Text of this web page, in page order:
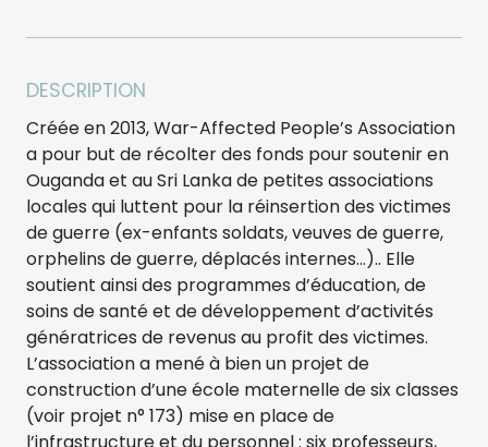
DESCRIPTION
Créée en 2013, War-Affected People’s Association
a pour but de récolter des fonds pour soutenir en
Ouganda et au Sri Lanka de petites associations
locales qui luttent pour la réinsertion des victimes
de guerre (ex-enfants soldats, veuves de guerre,
orphelins de guerre, déplacés internes…).. Elle
soutient ainsi des programmes d’éducation, de
soins de santé et de développement d’activités
génératrices de revenus au profit des victimes.
L’association a mené à bien un projet de
construction d’une école maternelle de six classes
(voir projet n° 173) mise en place de
l’infrastructure et du personnel : six professeurs,